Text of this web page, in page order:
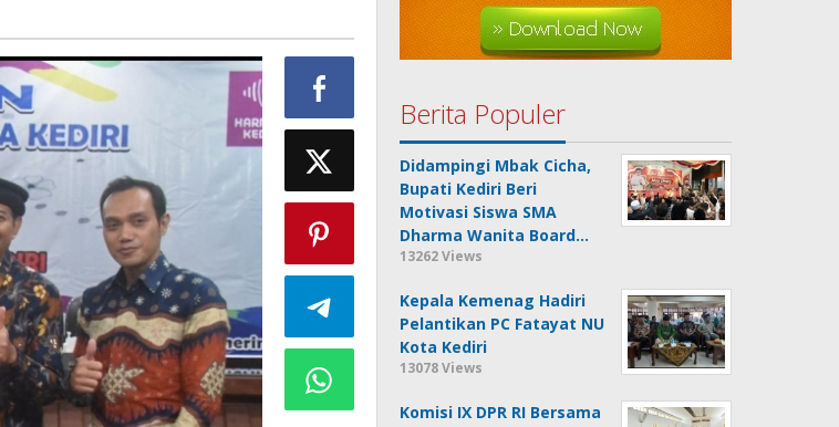
Berita Populer
Didampingi Mbak Cicha,
Bupati Kediri Beri
Motivasi Siswa SMA
Dharma Wanita Board…
13262 Views
Kepala Kemenag Hadiri
Pelantikan PC Fatayat NU
Kota Kediri
13078 Views
Komisi IX DPR RI Bersama